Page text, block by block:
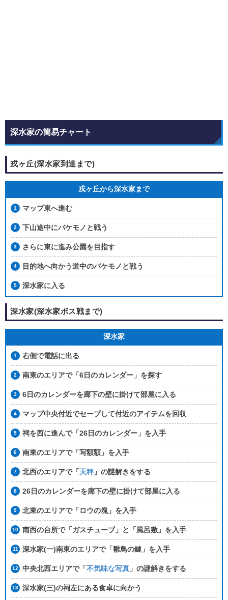
深水家の簡易チャート
戎ヶ丘(深水家到達まで)
戎ヶ丘から深水家まで
マップ東へ進む
下山途中にバケモノと戦う
さらに東に進み公園を目指す
目的地へ向かう道中のバケモノと戦う
深水家に入る
深水家(深水家ボス戦まで)
深水家
右側で電話に出る
南東のエリアで「6日のカレンダー」を探す
6日のカレンダーを廊下の壁に掛けて部屋に入る
マップ中央付近でセーブして付近のアイテムを回収
祠を西に進んで「26日のカレンダー」を入手
南東のエリアで「写額額」を入手
北西のエリアで「天秤 」の謎解きをする
26日のカレンダーを廊下の壁に掛けて部屋に入る
北東のエリアで「ロウの塊」を入手
南西の台所で「ガスチューブ」と「風呂敷」を入手
深水家(一)南東のエリアで「雛鳥の鍵」を入手
中央北西エリアで「不気味な写真 」の謎解きをする
深水家(三)の祠左にある食卓に向かう